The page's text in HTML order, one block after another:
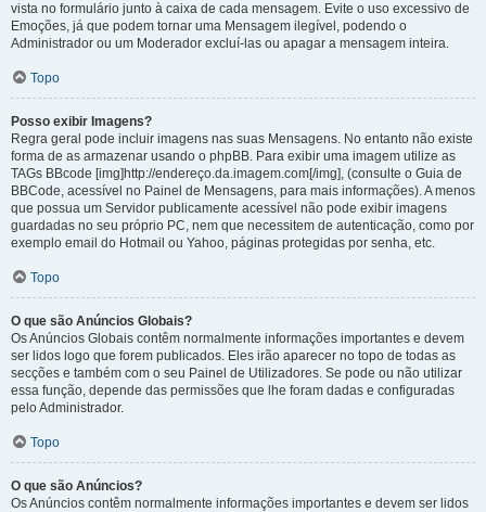
vista no formulário junto à caixa de cada mensagem. Evite o uso excessivo de
Emoções, já que podem tornar uma Mensagem ilegível, podendo o
Administrador ou um Moderador excluí-las ou apagar a mensagem inteira.
Topo
Posso exibir Imagens?
Regra geral pode incluir imagens nas suas Mensagens. No entanto não existe
forma de as armazenar usando o phpBB. Para exibir uma imagem utilize as
TAGs BBcode [img]http://endereço.da.imagem.com[/img], (consulte o Guia de
BBCode, acessível no Painel de Mensagens, para mais informações). A menos
que possua um Servidor publicamente acessível não pode exibir imagens
guardadas no seu próprio PC, nem que necessitem de autenticação, como por
exemplo email do Hotmail ou Yahoo, páginas protegidas por senha, etc.
Topo
O que são Anúncios Globais?
Os Anúncios Globais contêm normalmente informações importantes e devem
ser lidos logo que forem publicados. Eles irão aparecer no topo de todas as
secções e também com o seu Painel de Utilizadores. Se pode ou não utilizar
essa função, depende das permissões que lhe foram dadas e configuradas
pelo Administrador.
Topo
O que são Anúncios?
Os Anúncios contêm normalmente informações importantes e devem ser lidos